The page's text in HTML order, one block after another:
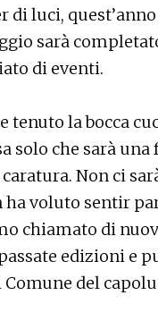
di luci,
sarà
di eventi.
tenuto la bocca
solo che sarà
Non ci
voluto sentir
chiamato di
edizioni e
Comune del